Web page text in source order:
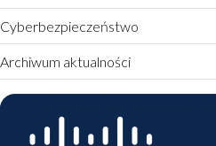
Cyberbezpieczeństwo
Archiwum aktualności